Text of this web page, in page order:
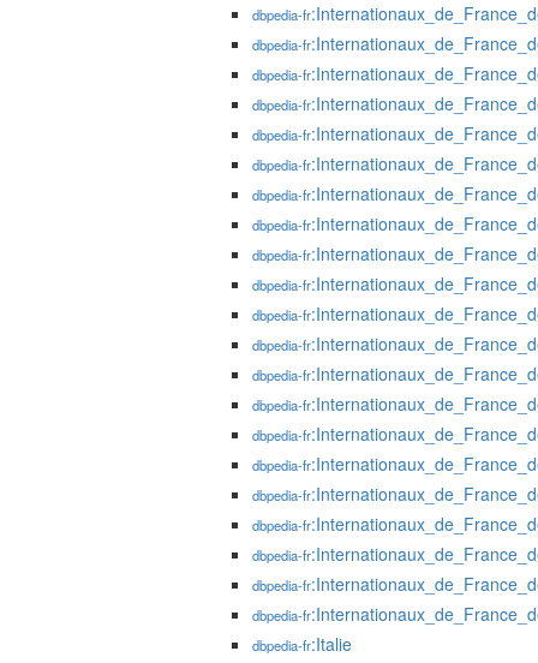
dbpedia-fr
dbpedia-fr
dbpedia-fr
dbpedia-fr
dbpedia-fr
dbpedia-fr
dbpedia-fr
dbpedia-fr
dbpedia-fr
dbpedia-fr
dbpedia-fr
dbpedia-fr
dbpedia-fr
dbpedia-fr
dbpedia-fr
dbpedia-fr
dbpedia-fr
dbpedia-fr
dbpedia-fr
dbpedia-fr
dbpedia-fr
dbpedia-fr:Italie